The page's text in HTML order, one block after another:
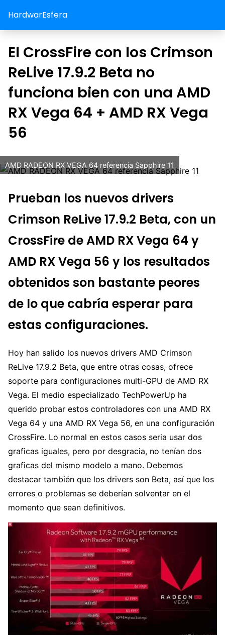
HardwarEsfera
El CrossFire con los Crimson
ReLive 17.9.2 Beta no
funciona bien con una AMD
RX Vega 64 + AMD RX Vega
56
AMD RADEON RX VEGA 64 referencia Sapphire 11
Prueban los nuevos drivers
Crimson ReLive 17.9.2 Beta, con un
CrossFire de AMD RX Vega 64 y
AMD RX Vega 56 y los resultados
obtenidos son bastante peores
de lo que cabría esperar para
estas configuraciones.
Hoy han salido los nuevos drivers AMD Crimson
ReLive 17.9.2 Beta, que entre otras cosas, ofrece
soporte para configuraciones multi-GPU de AMD RX
Vega. El medio especializado TechPowerUp ha
querido probar estos controladores con una AMD RX
Vega 64 y una AMD RX Vega 56, en una configuración
CrossFire. Lo normal en estos casos seria usar dos
graficas iguales, pero por desgracia, no tenían dos
graficas del mismo modelo a mano. Debemos
destacar también que los drivers son Beta, así que los
errores o problemas se deberían solventar en el
momento que sean definitivos.